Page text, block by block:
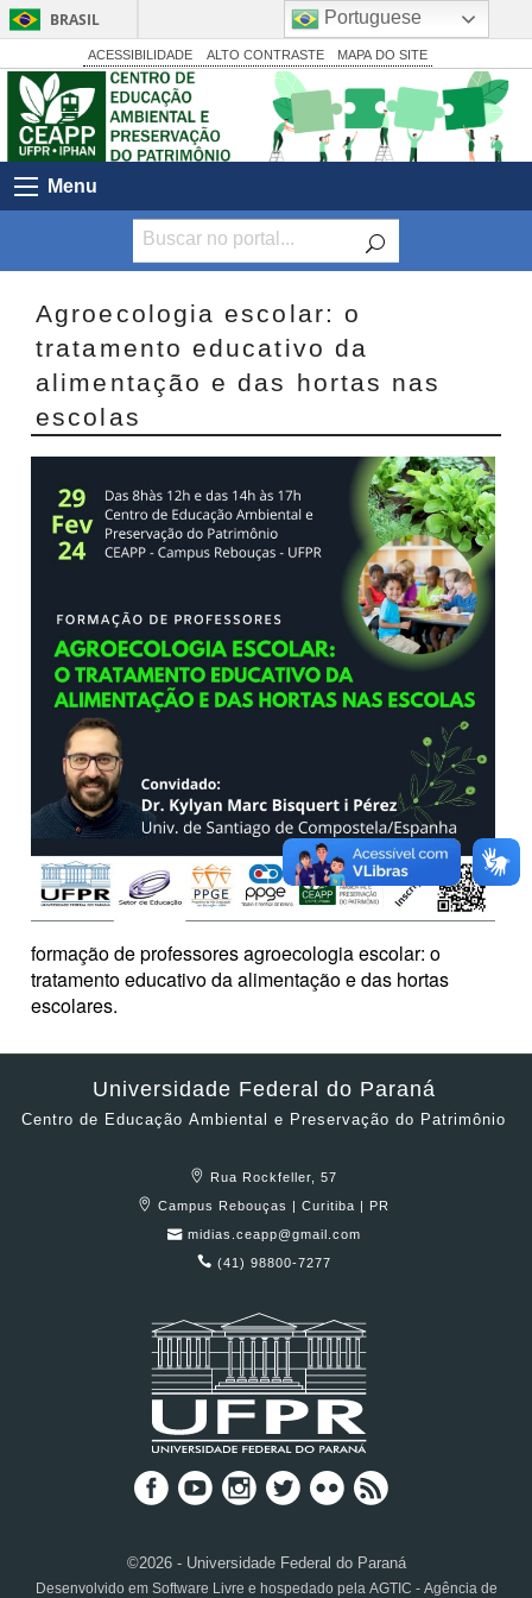
BRASIL
Simplifique!
Comunica BR
Participe
Legislação
Canais
ACESSIBILIDADE ALTO CONTRASTE MAPA DO SITE
Menu
Agroecologia escolar: o
tratamento educativo da
alimentação e das hortas nas
escolas
formação de professores agroecologia escolar: o
tratamento educativo da alimentação e das hortas
escolares.
Universidade Federal do Paraná
Centro de Educação Ambiental e Preservação do Patrimônio
Rua Rockfeller, 57
Campus Rebouças | Curitiba | PR
midias.ceapp@gmail.com
(41) 98800-7277
©2026 - Universidade Federal do Paraná
Desenvolvido em Software Livre e hospedado pela AGTIC - Agência de
Portuguese